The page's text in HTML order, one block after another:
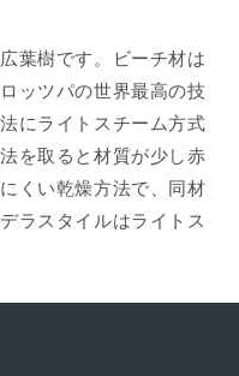
葉樹です。ビーチ材は
ッツパの世界最高の技
にライトスチーム方式
を取ると材質が少し赤
くい乾燥方法で、同材
ラスタイルはライトス